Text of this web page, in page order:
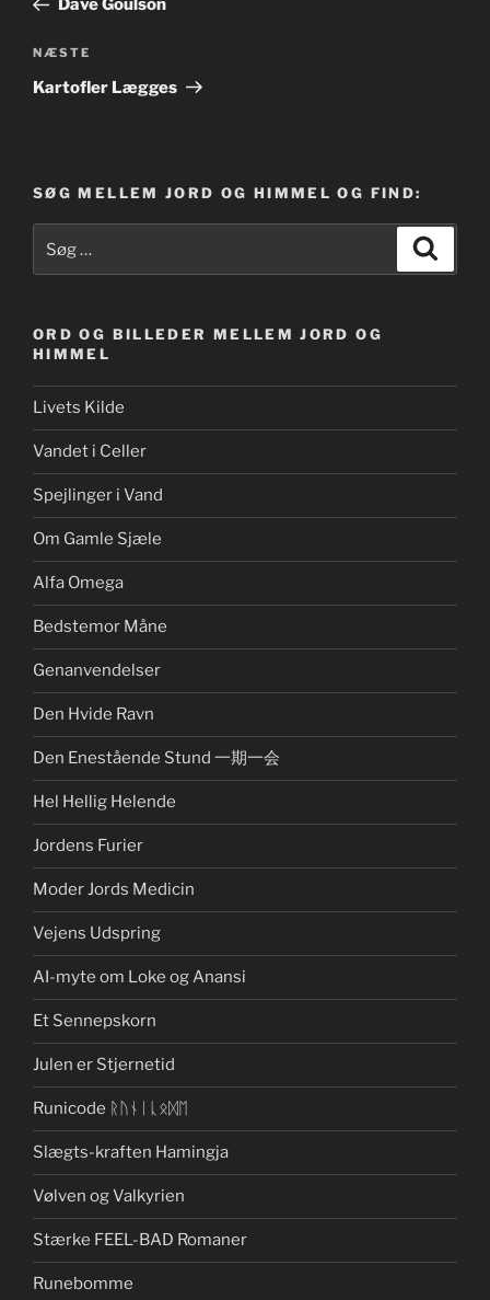
Dave Goulson
Næste
indlæg
NÆSTE
Kartofler Lægges
SØG MELLEM JORD OG HIMMEL OG FIND:
efter:
ORD OG BILLEDER MELLEM JORD OG
HIMMEL
Livets Kilde
Vandet i Celler
Spejlinger i Vand
Om Gamle Sjæle
Alfa Omega
Bedstemor Måne
Genanvendelser
Den Hvide Ravn
Den Enestående Stund 一期一会
Hel Hellig Helende
Jordens Furier
Moder Jords Medicin
Vejens Udspring
AI-myte om Loke og Anansi
Et Sennepskorn
Julen er Stjernetid
Runicode ᚱᚢᚾᛁᚳᛟᛞᛖ
Slægts-kraften Hamingja
Vølven og Valkyrien
Stærke FEEL-BAD Romaner
Runebomme